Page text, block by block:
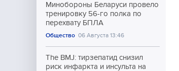
Минобороны Беларуси провело
тренировку 56-го полка по
перехвату БПЛА
Общество 06 Августа 13:46
The BMJ: тирзепатид снизил
риск инфаркта и инсульта на